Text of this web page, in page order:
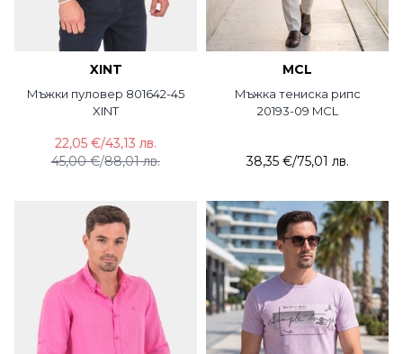
XINT
Мъжки пуловер 801642-45
XINT
45,00 €/88,01 лв.
22,05 €/43,13 лв.
MCL
Мъжка тениска рипс
20193-09 MCL
38,35 €/75,01 лв.